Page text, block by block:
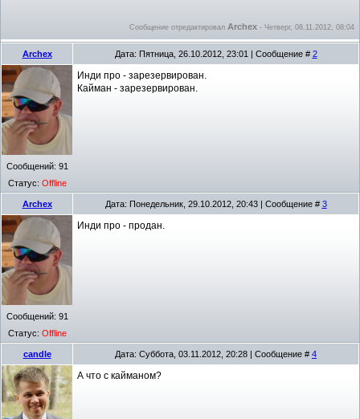
Сообщение отредактировал Archex - Четверг, 08.11.2012, 08:04
Archex Дата: Пятница, 26.10.2012, 23:01 | Сообщение # 2
Сообщений: 91
Статус: Offline
Инди про - зарезервирован.
Кайман - зарезервирован.
Archex Дата: Понедельник, 29.10.2012, 20:43 | Сообщение # 3
Сообщений: 91
Статус: Offline
Инди про - продан.
candle Дата: Суббота, 03.11.2012, 20:28 | Сообщение # 4
А что с кайманом?